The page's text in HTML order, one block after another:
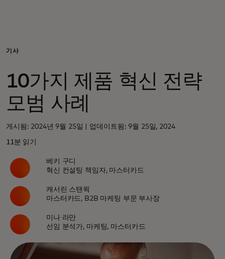
모두를 위한 가치
이노베이터
기사
10가지 제품 혁신 전략
모범 사례
게시됨: 2024년 9월 25일 | 업데이트됨: 9월 25일, 2024
11분 읽기
베키 구디
혁신 컨설팅 책임자, 마스터카드
캐서린 스탠윅
마스터카드, B2B 마케팅 부문 부사장
미나 라만
선임 분석가, 마케팅, 마스터카드